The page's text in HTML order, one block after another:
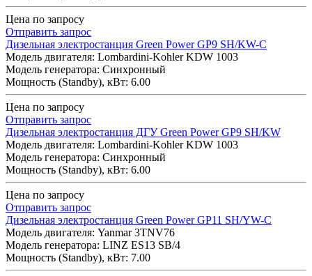
Цена по запросу
Отправить запрос
Дизельная электростанция Green Power GP9 SH/KW-C
Модель двигателя: Lombardini-Kohler KDW 1003
Модель генератора: Синхронный
Мощность (Standby), кВт: 6.00
Цена по запросу
Отправить запрос
Дизельная электростанция ДГУ Green Power GP9 SH/KW
Модель двигателя: Lombardini-Kohler KDW 1003
Модель генератора: Синхронный
Мощность (Standby), кВт: 6.00
Цена по запросу
Отправить запрос
Дизельная электростанция Green Power GP11 SH/YW-C
Модель двигателя: Yanmar 3TNV76
Модель генератора: LINZ ES13 SB/4
Мощность (Standby), кВт: 7.00